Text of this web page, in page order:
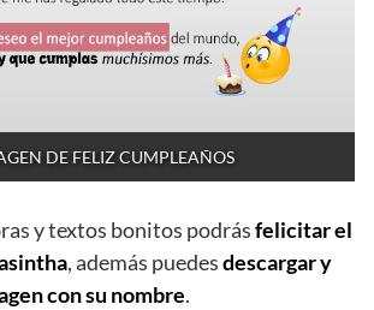
DE FELIZ CUMPLEAÑOS
y textos bonitos podrásfelicitar el
, además puedesdescargar y
con su nombre.